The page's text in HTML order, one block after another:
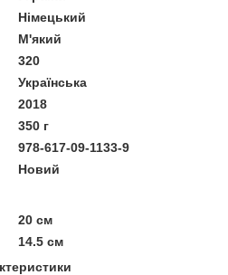
Німецький
М'який
320
Українська
2018
350 г
978-617-09-1133-9
Новий
20 см
14.5 см